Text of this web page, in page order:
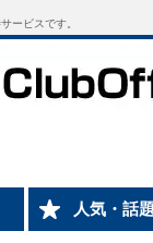
ービスです。
人気・話